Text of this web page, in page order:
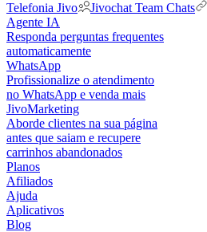
Telefonia Jivo
Jivochat Team Chats
Agente IA
Responda perguntas frequentes
automaticamente
WhatsApp
Profissionalize o atendimento
no WhatsApp e venda mais
JivoMarketing
Aborde clientes na sua página
antes que saiam e recupere
carrinhos abandonados
Planos
Afiliados
Ajuda
Aplicativos
Blog